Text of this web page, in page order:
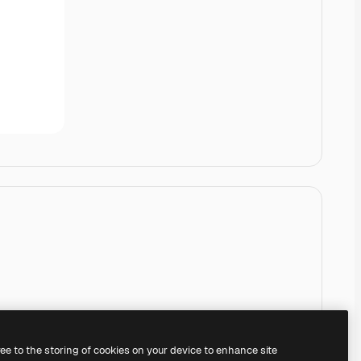
to the storing of cookies on your device to enhance site